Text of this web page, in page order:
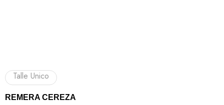
Talle Unico
REMERA CEREZA